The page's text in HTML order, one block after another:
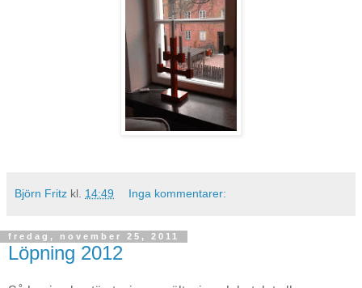
Björn Fritz kl. 14:49 Inga kommentarer:
fredag, november 25, 2011
Löpning 2012